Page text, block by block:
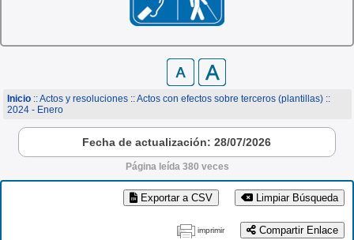
Inicio :: Actos y resoluciones ::Actos con efectos sobre terceros (plantillas) ::
2024 - Enero
Fecha de actualización: 28/07/2026
Página leída 380 veces
Limpiar Búsqueda
Exportar a CSV
Compartir Enlace
imprimir